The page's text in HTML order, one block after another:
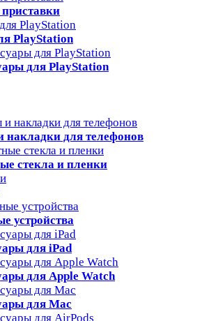
PlayStation
для PlayStation
накладки для телефонов
стекла и пленки
устройства
для iPad
для Apple Watch
для Mac